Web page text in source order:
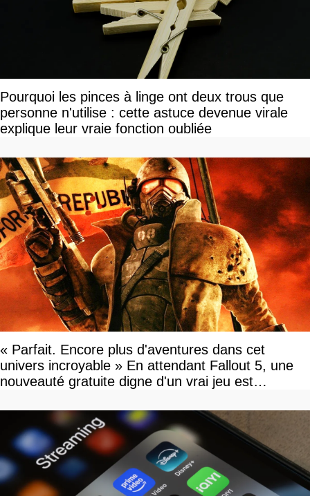
Pourquoi les pinces à linge ont deux trous que
personne n'utilise : cette astuce devenue virale
explique leur vraie fonction oubliée
« Parfait. Encore plus d'aventures dans cet
univers incroyable » En attendant Fallout 5, une
nouveauté gratuite digne d'un vrai jeu est